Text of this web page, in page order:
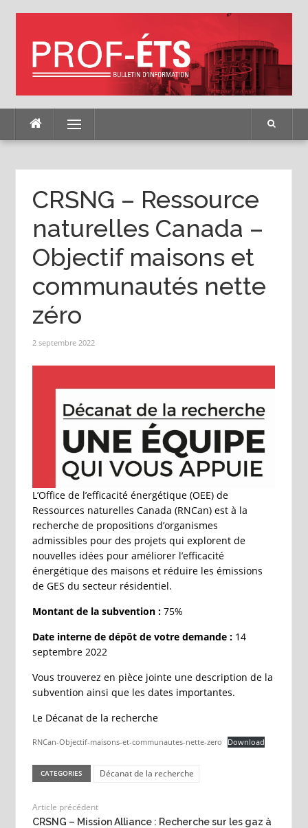
Menu
CRSNG – Ressource
naturelles Canada –
Objectif maisons et
communautés nette
zéro
2 septembre 2022
L’Office de l’efficacité énergétique (OEE) de
Ressources naturelles Canada (RNCan) est à la
recherche de propositions d’organismes
admissibles pour des projets qui explorent de
nouvelles idées pour améliorer l’efficacité
énergétique des maisons et réduire les émissions
de GES du secteur résidentiel.
Montant de la subvention :75%
Date interne de dépôt de votre demande :14
septembre 2022
Vous trouverez en pièce jointe une description de la
subvention ainsi que les dates importantes.
Le Décanat de la recherche
RNCan-Objectif-maisons-et-communautes-nette-zero Download
CATEGORIES Décanat de la recherche
Article précédent
CRSNG – Mission Alliance : Recherche sur les gaz à